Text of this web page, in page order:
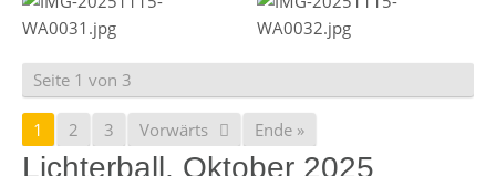
Seite 1 von 3
1 2 3 Vorwärts Ende »
Lichterball, Oktober 2025